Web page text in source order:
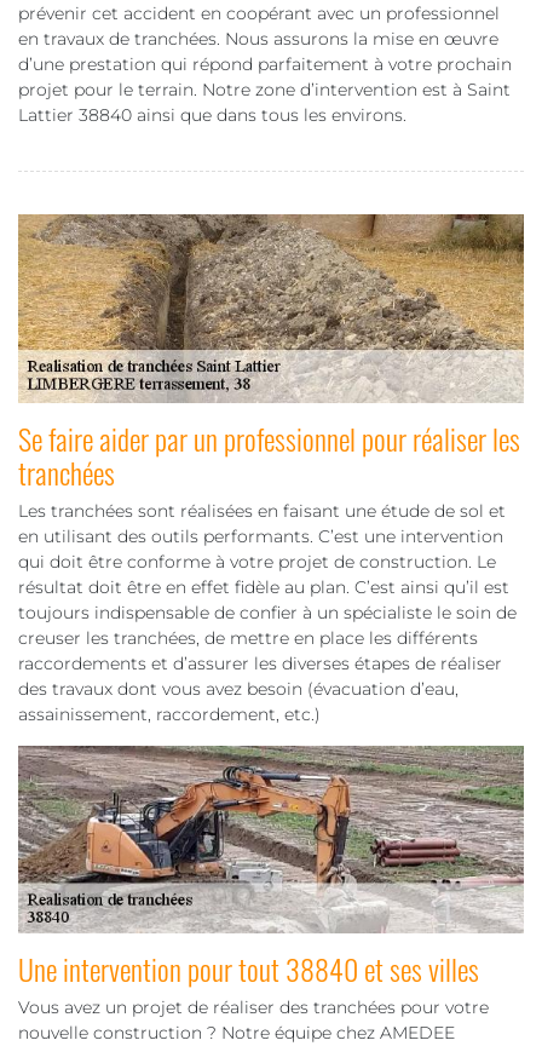
prévenir cet accident en coopérant avec un professionnel
en travaux de tranchées. Nous assurons la mise en œuvre
d’une prestation qui répond parfaitement à votre prochain
projet pour le terrain. Notre zone d’intervention est à Saint
Lattier 38840 ainsi que dans tous les environs.
Se faire aider par un professionnel pour réaliser les
tranchées
Les tranchées sont réalisées en faisant une étude de sol et
en utilisant des outils performants. C’est une intervention
qui doit être conforme à votre projet de construction. Le
résultat doit être en effet fidèle au plan. C’est ainsi qu’il est
toujours indispensable de confier à un spécialiste le soin de
creuser les tranchées, de mettre en place les différents
raccordements et d’assurer les diverses étapes de réaliser
des travaux dont vous avez besoin (évacuation d’eau,
assainissement, raccordement, etc.)
Une intervention pour tout 38840 et ses villes
Vous avez un projet de réaliser des tranchées pour votre
nouvelle construction ? Notre équipe chez AMEDEE